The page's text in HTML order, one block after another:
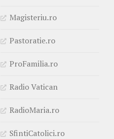
Magisteriu.ro
Pastoratie.ro
ProFamilia.ro
Radio Vatican
RadioMaria.ro
SfintiCatolici.ro